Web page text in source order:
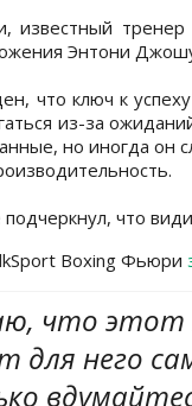
известный тренер
Энтони
что ключ к
из-за
но иногда он
что
Boxing Фьюри
что этот
для него